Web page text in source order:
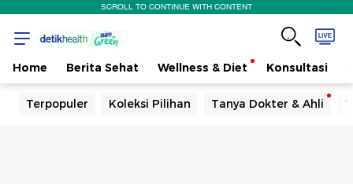
SCROLL TO CONTINUE WITH CONTENT
Home Berita Sehat Wellness & Diet Konsultasi
Terpopuler Koleksi Pilihan Tanya Dokter & Ahli